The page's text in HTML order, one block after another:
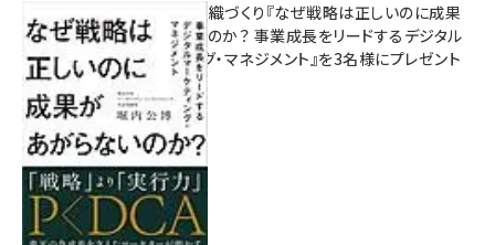
成果を生む組織づくり『なぜ戦略は正しいのに成果
があがらないのか？ 事業成長をリードするデジタル
マーケティング・マネジメント』を3名様にプレゼント
8月7日 10:00